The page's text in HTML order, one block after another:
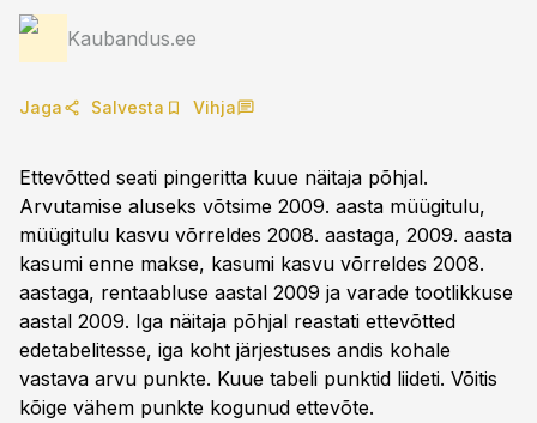
Kaubandus.ee
Jaga Salvesta Vihja
Ettevõtted seati pingeritta kuue näitaja põhjal.
Arvutamise aluseks võtsime 2009. aasta müügitulu,
müügitulu kasvu võrreldes 2008. aastaga, 2009. aasta
kasumi enne makse, kasumi kasvu võrreldes 2008.
aastaga, rentaabluse aastal 2009 ja varade tootlikkuse
aastal 2009. Iga näitaja põhjal reastati ettevõtted
edetabelitesse, iga koht järjestuses andis kohale
vastava arvu punkte. Kuue tabeli punktid liideti. Võitis
kõige vähem punkte kogunud ettevõte.